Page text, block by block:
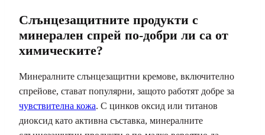
Слънцезащитните продукти с
минерален спрей по-добри ли са от
химическите?
Минералните слънцезащитни кремове, включително
спрейове, стават популярни, защото работят добре за
чувствителна кожа. С цинков оксид или титанов
диоксид като активна съставка, минералните